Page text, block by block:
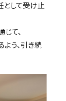
として受け止
て、
う、引き続